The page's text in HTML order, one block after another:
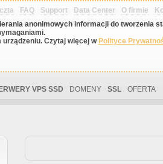
anonimowych informacji do tworzenia
Czytaj więcej w Polityce
FAQ Support Data Center O firmie
VPS SSD DOMENY SSL OFERTA